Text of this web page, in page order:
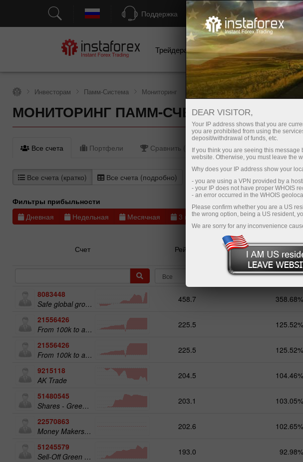
Поддержка Открыть торговый счёт
Трейдерам Начинающим
Инвесторам Памм-Система Мониторинг
МОНИТОРИНГ ПАММ-СЧЕТОВ
Все счета Портфели Сравнить (0)
Все счета (кратко) Все счета (подробно)
Фильтры прибыльности
Дневная
Недельная Месячная 3 месяца 6 месяцев 9
Счет Рейтинг Общая прибыль
8083448
Safe global growth
458.7 358.68%
21556426
From 100k to a Million
225.5 125.52%
21556426
From 100k to a Million
225.5 125.52%
9215118
AK Trade
204.5 104.46%
51480545
Shares - Green Energy 25
203.1 103.05%
22570863
Money Makers club
202.6 102.65%
51245579
Sell-Off Green Energy 50
193.0 92.98%
DEAR VISITOR,
Your IP address shows that you are
you are prohibited from using the
deposit/withdrawal of funds, etc.
If you think you are seeing this
website. Otherwise, you must leave the
Why does your IP address show your
- you are using a VPN provided by a
- your IP does not have proper WHOIS
- an error occurred in the WHOIS
Please confirm whether you are a US
the wrong option, being a US resident,
We are sorry for any inconvenience